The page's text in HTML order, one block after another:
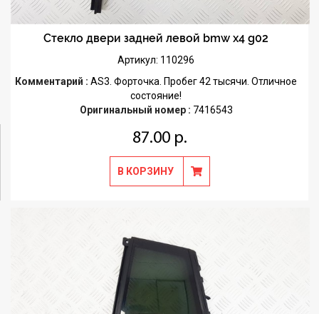
Стекло двери задней левой bmw x4 g02
Артикул: 110296
Комментарий : AS3. Форточка. Пробег 42 тысячи. Отличное
состояние!
Оригинальный номер : 7416543
87.00 р.
В КОРЗИНУ